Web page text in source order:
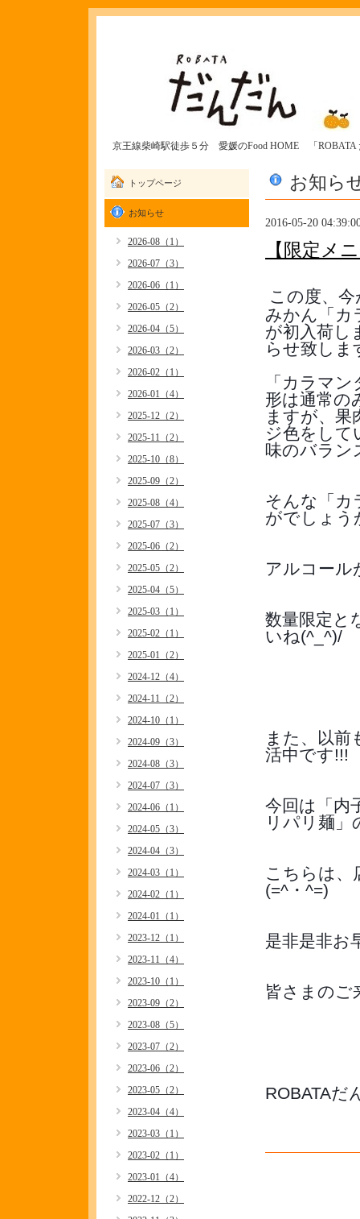
京王線柴崎駅徒歩５分 愛媛のFood HOME 「ROBATA
お知ら
2016-05-20
【限定メ
この度、
みかん「カ
が初入荷し
らせ致しま
「カラマ
形は通常の
ますが、果
ジ色をして
味のバラン
そんな「カ
がでしょう
アルコール
数量限定と
いね(^_^)/
また、以前
活中です!!!
今回は「内
リパリ麺」
こちらは、
(=^・^=)
是非是非お
皆さまのご
ROBATAだ
トップページ
お知らせ
2026-08（1）
2026-07（3）
2026-06（1）
2026-05（2）
2026-04（5）
2026-03（2）
2026-02（1）
2026-01（4）
2025-12（2）
2025-11（2）
2025-10（8）
2025-09（2）
2025-08（4）
2025-07（3）
2025-06（2）
2025-05（2）
2025-04（5）
2025-03（1）
2025-02（1）
2025-01（2）
2024-12（4）
2024-11（2）
2024-10（1）
2024-09（3）
2024-08（3）
2024-07（3）
2024-06（1）
2024-05（3）
2024-04（3）
2024-03（1）
2024-02（1）
2024-01（1）
2023-12（1）
2023-11（4）
2023-10（1）
2023-09（2）
2023-08（5）
2023-07（2）
2023-06（2）
2023-05（2）
2023-04（4）
2023-03（1）
2023-02（1）
2023-01（4）
2022-12（2）